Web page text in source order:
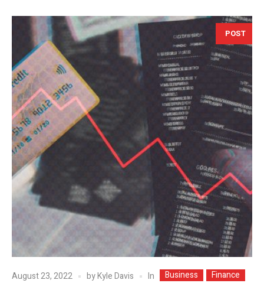
POST
August 23, 2022 byKyle Davis In Business Finance